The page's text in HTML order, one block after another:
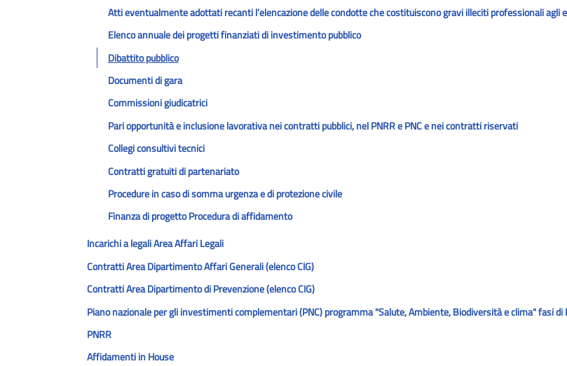
Atti eventualmente adottati recanti l’elencazione delle condotte che costituiscono gravi illeciti professionali
Elenco annuale dei progetti finanziati di investimento pubblico
Dibattito pubblico
Documenti di gara
Commissioni giudicatrici
Pari opportunità e inclusione lavorativa nei contratti pubblici, nel PNRR e PNC e nei contratti riservati
Collegi consultivi tecnici
Contratti gratuiti di partenariato
Procedure in caso di somma urgenza e di protezione civile
Finanza di progetto Procedura di affidamento
Incarichi a legali Area Affari Legali
Contratti Area Dipartimento Affari Generali (elenco CIG)
Contratti Area Dipartimento di Prevenzione (elenco CIG)
Piano nazionale per gli investimenti complementari (PNC) programma "Salute, Ambiente, Biodiversità e clima" fasi di
PNRR
Affidamenti in House